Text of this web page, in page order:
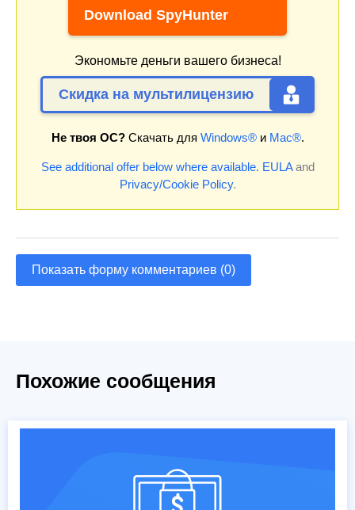
Download SpyHunter
Экономьте деньги вашего бизнеса!
Скидка на мультилицензию
Не твоя ОС?Скачать для Windows®и Mac®.
See additional offer below where available. EULAand
Privacy/Cookie Policy.
Показать форму комментариев (0)
Похожие сообщения